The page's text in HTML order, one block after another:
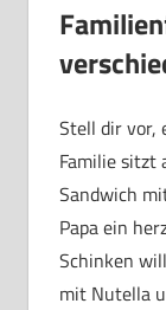
Stell dir vor,
Familie sitzt
Sandwich
Papa ein
Schinken
mit Nutella